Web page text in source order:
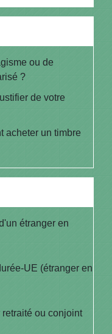
ou de
?
de votre
acheter un timbre
étranger en
UE (étranger en
ou conjoint